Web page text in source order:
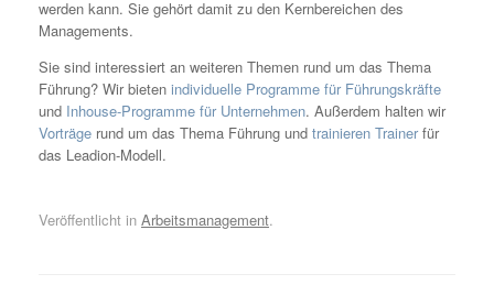
werden kann. Sie gehört damit zu den Kernbereichen des
Managements.
Sie sind interessiert an weiteren Themen rund um das Thema
Führung? Wir bieten individuelle Programme für Führungskräfte
und Inhouse-Programme für Unternehmen. Außerdem halten wir
Vorträge rund um das Thema Führung und trainieren Trainerfür
das Leadion-Modell.
Veröffentlicht in Arbeitsmanagement.